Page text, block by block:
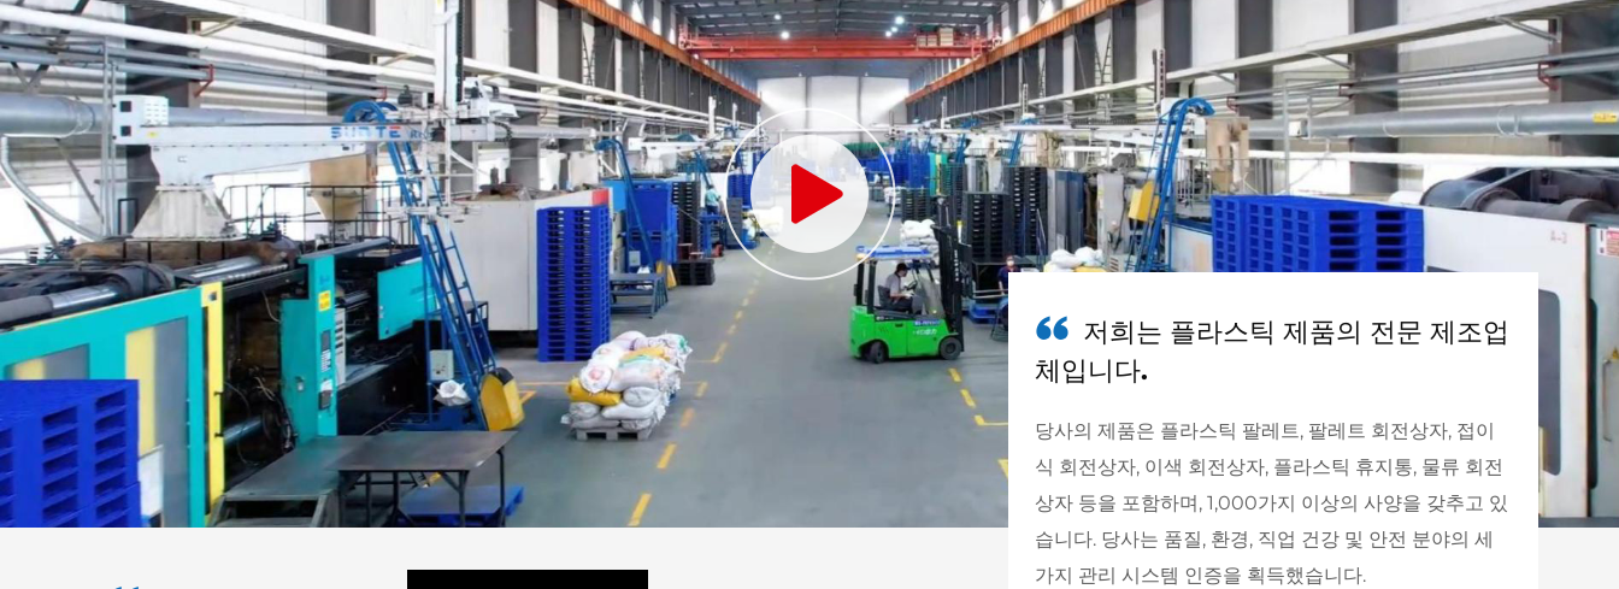
저희는 플라스틱 제품의 전문 제조업
체입니다.
당사의 제품은 플라스틱 팔레트, 팔레트 회전상자, 접이
식 회전상자, 이색 회전상자, 플라스틱 휴지통, 물류 회전
상자 등을 포함하며, 1,000가지 이상의 사양을 갖추고 있
습니다. 당사는 품질, 환경, 직업 건강 및 안전 분야의 세
가지 관리 시스템 인증을 획득했습니다.